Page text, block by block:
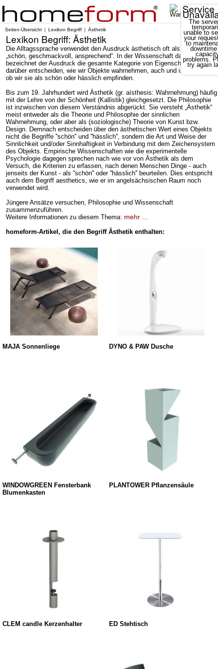
Service
The
unable to
your
to
problems.
try again
Seiten-Übersicht Lexikon Begriff Ästhetik
Lexikon Begriff: Ästhetik
Die Alltagssprache verwendet den Ausdruck ästhetisch oft als Synonym für
„schön, geschmackvoll, ansprechend“. In der Wissenschaft dagegen
bezeichnet der Ausdruck die gesamte Kategorie von Eigenschaften, die
darüber entscheiden, wie wir Objekte wahrnehmen, auch und insbesondere,
ob wir sie als schön oder hässlich empfinden.
Bis zum 19. Jahrhundert wird Ästhetik (gr. aísthesis: Wahrnehmung) häufig
mit der Lehre von der Schönheit (Kallistik) gleichgesetzt. Die Philosophie
ist inzwischen von diesem Verständnis abgerückt. Sie versteht „Ästhetik“
meist entweder als die Theorie und Philosophie der sinnlichen
Wahrnehmung, oder aber als (soziologische) Theorie von Kunst bzw.
Design. Demnach entscheiden über den ästhetischen Wert eines Objekts
nicht die Begriffe ''schön'' und ''hässlich'', sondern die Art und Weise der
Sinnlichkeit und/oder Sinnhaftigkeit in Verbindung mit dem Zeichensystem
des Objekts. Empirische Wissenschaften wie die experimentelle
Psychologie dagegen sprechen nach wie vor von Ästhetik als dem
Versuch, die Kriterien zu erfassen, nach denen Menschen Dinge - auch
jenseits der Kunst - als ''schön'' oder ''hässlich'' beurteilen. Dies entspricht
auch dem Begriff aesthetics, wie er im angelsächsischen Raum noch
verwendet wird.
Jüngere Ansätze versuchen, Philosophie und Wissenschaft
zusammenzuführen.
Weitere Informationen zu diesem Thema: mehr ...
homeform-Artikel, die den Begriff Ästhetik enthalten:
MAJA Sonnenliege DYNO & PAW Dusche
WINDOWGREEN Fensterbank
Blumenkasten
PLANTOWER Pflanzensäule
CLEM candle Kerzenhalter ED Stehtisch